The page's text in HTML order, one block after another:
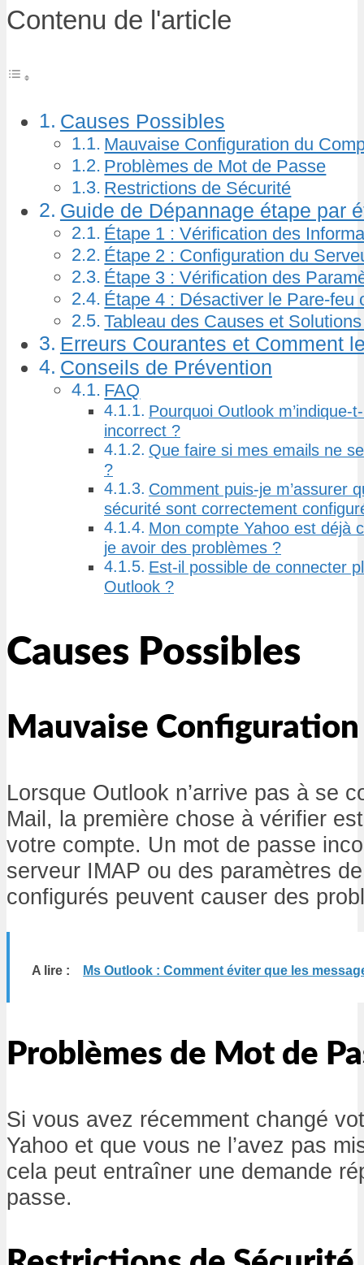
Contenu de l'article
Causes Possibles
Mauvaise Configuration du
Problèmes de Mot de Passe
Restrictions de Sécurité
Guide de Dépannage étape par
Étape 1 : Vérification des
Étape 2 : Configuration du
Étape 3 : Vérification des
Étape 4 : Désactiver le Pare-feu
Tableau des Causes et
Erreurs Courantes et Comment
Conseils de Prévention
FAQ
Pourquoi Outlook
incorrect ?
Que faire si mes emails ne
?
Comment puis-je m’assurer
sécurité sont correctement
Mon compte Yahoo est déjà
je avoir des problèmes ?
Est-il possible de connecter
Outlook ?
Causes Possibles
Mauvaise
Lorsque Outlook n’arrive pas à se
Mail, la première chose à vérifier
votre compte. Un mot de passe
serveur IMAP ou des paramètres
configurés peuvent causer des
A lire : Ms Outlook : Comment éviter que les
Problèmes de Mot de
Si vous avez récemment changé
Yahoo et que vous ne l’avez pas
cela peut entraîner une demande
passe.